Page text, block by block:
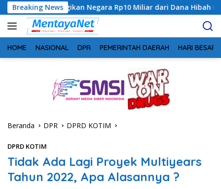
Langsung
ke
konten
Breaking News
Negara Rp10 Miliar dari Dana Hibah Rp40 Miliar
HOME NASIONAL DPR PEMERINTAH DAERAH HARI BESAR
Beranda DPR DPRD KOTIM
DPRD KOTIM
Tidak Ada Lagi Proyek Multiyears
Tahun 2022, Apa Alasannya ?